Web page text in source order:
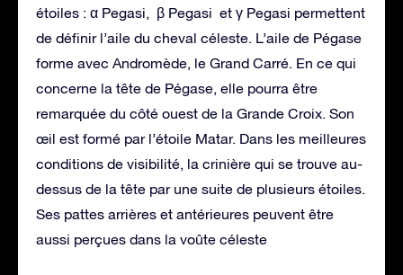
étoiles : α Pegasi, β Pegasi et γ Pegasi permettent
de définir l’aile du cheval céleste. L’aile de Pégase
forme avec Andromède, le Grand Carré. En ce qui
concerne la tête de Pégase, elle pourra être
remarquée du côté ouest de la Grande Croix. Son
œil est formé par l’étoile Matar. Dans les meilleures
conditions de visibilité, la crinière qui se trouve au-
dessus de la tête par une suite de plusieurs étoiles.
Ses pattes arrières et antérieures peuvent être
aussi perçues dans la voûte céleste